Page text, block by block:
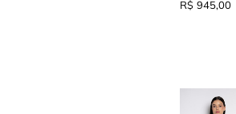
R$ 945,00